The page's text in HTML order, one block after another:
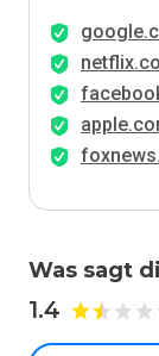
Was sagt
1.4